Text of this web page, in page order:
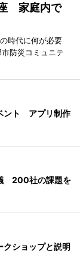
家庭内で
時代に何が必要
防災コミュニテ
ント アプリ制作
200社の課題を
クショップと説明